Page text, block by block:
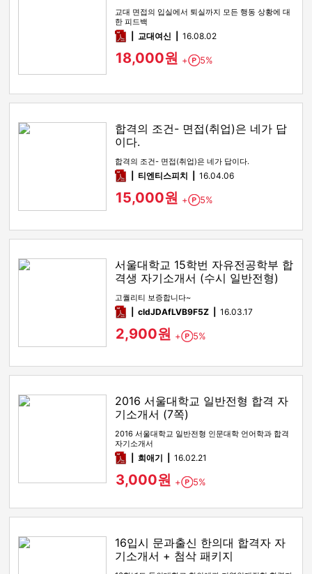
교대 면접의 입실에서 퇴실까지 모든 행동 상황에 대
한 피드백
pdf교대여신 16.08.02
18,000원 + Point
5%
합격의 조건- 면접(취업)은 네가 답
이다.
합격의 조건- 면접(취업)은 네가 답이다.
pdf티엔티스피치 16.04.06
15,000원 + Point
5%
서울대학교 15학번 자유전공학부 합
격생 자기소개서 (수시 일반전형)
고퀄리티 보증합니다~
pdfcldJDAfLVB9F5Z 16.03.17
2,900원 + Point
5%
2016 서울대학교 일반전형 합격 자
기소개서 (7쪽)
2016 서울대학교 일반전형 인문대학 언어학과 합격
자기소개서
pdf희애기 16.02.21
3,000원 + Point
5%
16입시 문과출신 한의대 합격자 자
기소개서 + 첨삭 패키지